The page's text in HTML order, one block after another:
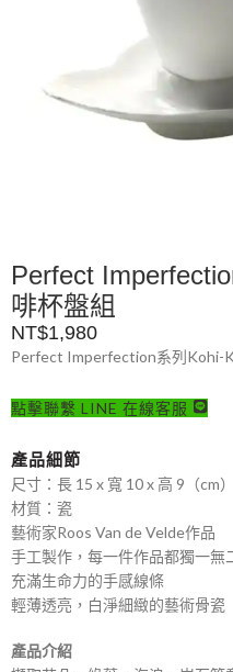
Perfect
啡杯盤組
NT$1,980
Perfect Imperfection系列Kohi-
點擊聯繫 LINE 在線客服
產品細節
尺寸：長 15 x 寬 10 x 高 9（cm）
材質：瓷
藝術家Roos Van de Velde作品
手工製作，每一件作品都獨一無
充滿生命力的手感線條
輕薄透亮，白淨細緻的藝術骨瓷
產品介紹